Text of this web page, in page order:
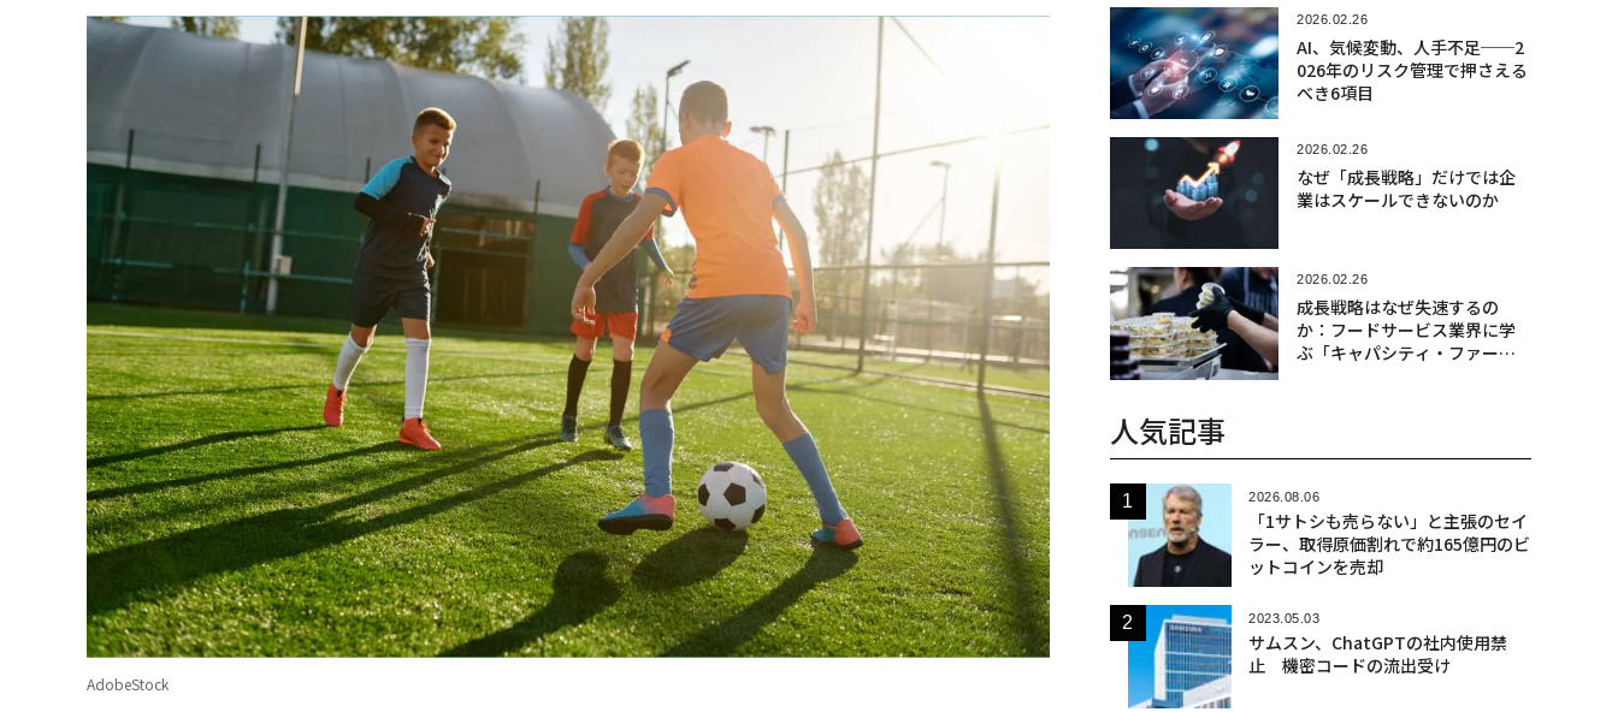
AdobeStock
2026.02.26
AI、気候変動、人手不足──2
026年のリスク管理で押さえる
べき6項目
2026.02.26
なぜ「成長戦略」だけでは企
業はスケールできないのか
2026.02.26
成長戦略はなぜ失速するの
か：フードサービス業界に学
ぶ「キャパシティ・ファース
人気記事
2026.08.06
「1サトシも売らない」と主張のセイ
ラー、取得原価割れで約165億円のビ
ットコインを売却
2023.05.03
サムスン、ChatGPTの社内使用禁
止 機密コードの流出受け